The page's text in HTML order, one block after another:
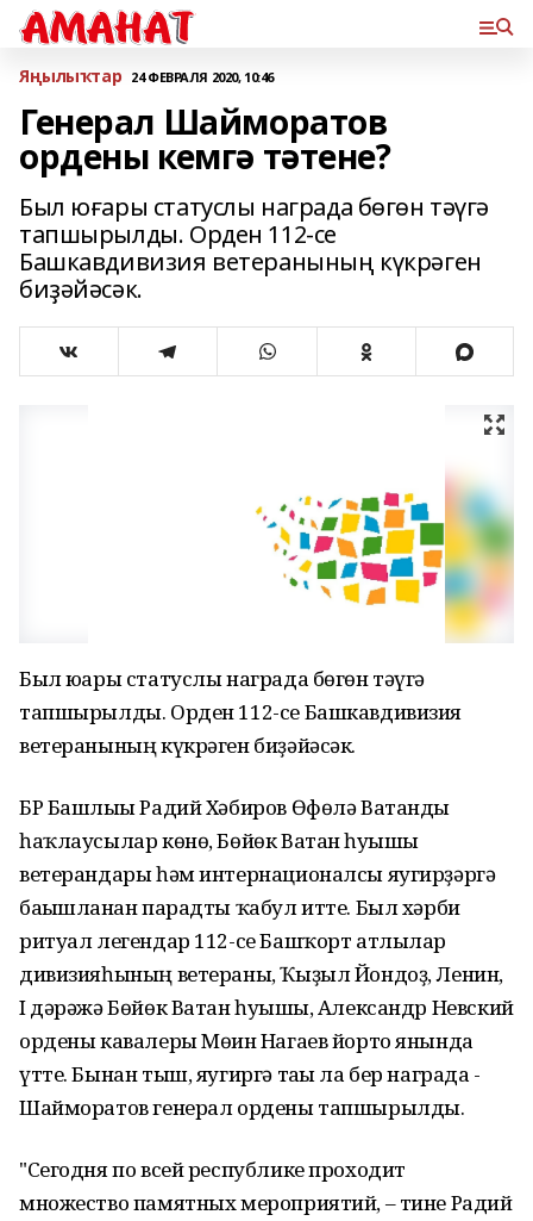
Яңылыҡтар 24 ФЕВРАЛЯ 2020, 10:46
Генерал Шайморатов
ордены кемгә тәтене?
Был юғары статуслы награда бөгөн тәүгә
тапшырылды. Орден 112-се
Башкавдивизия ветеранының күкрәген
биҙәйәсәк.
Был юғары статуслы награда бөгөн тәүгә
тапшырылды. Орден 112-се Башкавдивизия
ветеранының күкрәген биҙәйәсәк.
БР Башлығы Радий Хәбиров Өфөлә Ватанды
һаҡлаусылар көнө, Бөйөк Ватан һуғышы
ветерандары һәм интернационалсы яугирҙәргә
бағышланған парадты ҡабул итте. Был хәрби
ритуал легендар 112-се Башҡорт атлылар
дивизияһының ветераны, Ҡыҙыл Йондоҙ, Ленин,
I дәрәжә Бөйөк Ватан һуғышы, Александр Невский
ордены кавалеры Мөғин Нагаев йорто янында
үтте. Бынан тыш, яугиргә тағы ла бер награда -
Шайморатов генерал ордены тапшырылды.
"Сегодня по всей республике проходит
множество памятных мероприятий, – тине Радий